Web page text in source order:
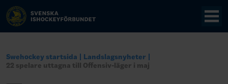
Swehockey startsida
Landslagsnyheter
22 spelare uttagna till Offensiv-läger i maj